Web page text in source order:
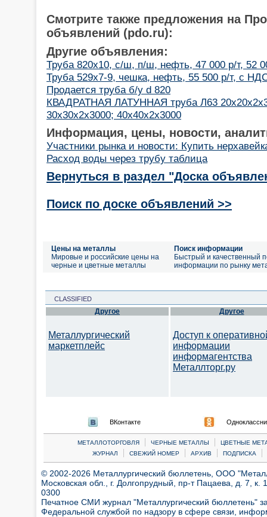
Смотрите также предложения на
объявлений (pdo.ru):
Другие объявления:
Труба 820х10, с/ш, п/ш, нефть, 47 000 р/т, 52
Труба 529х7-9, чешка, нефть, 55 500 р/т, с
Продается труба б/у d 820
КВАДРАТНАЯ ЛАТУННАЯ труба Л63
30х30х2х3000; 40х40х2х3000
Информация, цены, новости,
Участники рынка и новости: Купить
Расход воды через трубу таблица
Вернуться в раздел "Доска
Поиск по доске объявлений >>
Цены на металлы
Мировые и российские цены на
черные и цветные металлы
Поиск информации
Быстрый и качественный
информации по рынку
CLASSIFIED
Другое
Металлургический
маркетплейс
Другое
Доступ к
информации
информагентства
Металлторг.ру
ВКонтакте
МЕТАЛЛОТОРГОВЛЯ | ЧЕРНЫЕ МЕТАЛЛЫ |
ЦВЕТНЫЕ
ЖУРНАЛ
| СВЕЖИЙ НОМЕР | АРХИВ | ПОДПИСКА |
© 2002-2026 Металлургический бюллетень, ООО
Московская обл., г. Долгопрудный, пр-т Пацаева, д. 7,
0300
Печатное СМИ журнал "Металлургический бюллетень"
Федеральной службой по надзору в сфере связи,